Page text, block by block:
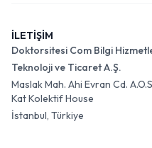
İLETİŞİM
Doktorsitesi Com Bilgi
Teknoloji ve Ticaret A.Ş.
Maslak Mah. Ahi Evran Cd.
Kat Kolektif House
İstanbul, Türkiye